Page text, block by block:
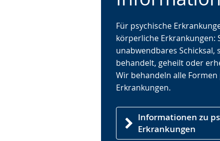
Für psychische
körperliche Erkrankungen:
unabwendbares Schicksal,
behandelt, geheilt oder
Wir behandeln alle
Erkrankungen.
Informationen zu
Erkrankungen